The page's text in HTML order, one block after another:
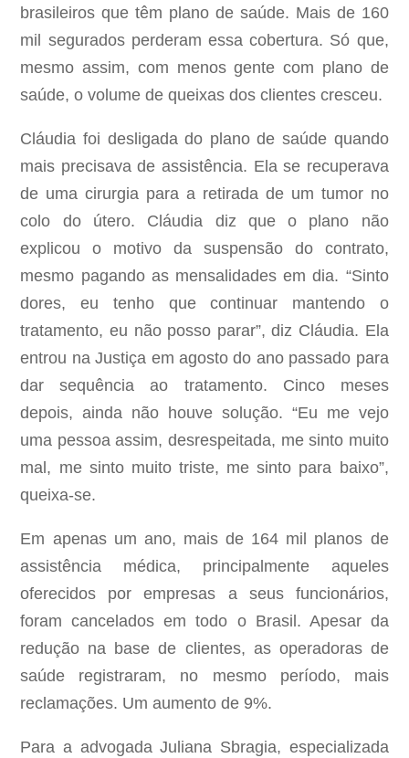
brasileiros que têm plano de saúde. Mais de 160
mil segurados perderam essa cobertura. Só que,
mesmo assim, com menos gente com plano de
saúde, o volume de queixas dos clientes cresceu.
Cláudia foi desligada do plano de saúde quando
mais precisava de assistência. Ela se recuperava
de uma cirurgia para a retirada de um tumor no
colo do útero. Cláudia diz que o plano não
explicou o motivo da suspensão do contrato,
mesmo pagando as mensalidades em dia. “Sinto
dores, eu tenho que continuar mantendo o
tratamento, eu não posso parar”, diz Cláudia. Ela
entrou na Justiça em agosto do ano passado para
dar sequência ao tratamento. Cinco meses
depois, ainda não houve solução. “Eu me vejo
uma pessoa assim, desrespeitada, me sinto muito
mal, me sinto muito triste, me sinto para baixo”,
queixa-se.
Em apenas um ano, mais de 164 mil planos de
assistência médica, principalmente aqueles
oferecidos por empresas a seus funcionários,
foram cancelados em todo o Brasil. Apesar da
redução na base de clientes, as operadoras de
saúde registraram, no mesmo período, mais
reclamações. Um aumento de 9%.
Para a advogada Juliana Sbragia, especializada